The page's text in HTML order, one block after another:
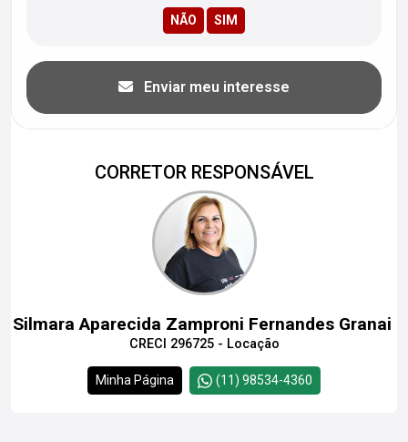
Enviar meu interesse
CORRETOR RESPONSÁVEL
Silmara Aparecida Zamproni Fernandes Granai
CRECI 296725 - Locação
Minha Página (11) 98534-4360